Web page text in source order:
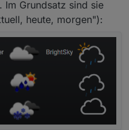
Im Grundsatz sind sie
heute, morgen"):